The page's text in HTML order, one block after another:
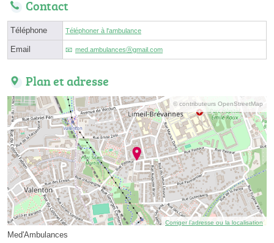
Contact
Téléphone Téléphoner à l'ambulance
Email med.ambulancesⓐgmail.com
Plan et adresse
© contributeurs OpenStreetMap
Corriger l’adresse ou la localisation
Med'Ambulances